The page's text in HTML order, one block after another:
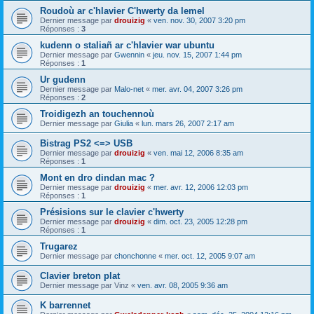
Roudoù ar c'hlavier C'hwerty da lemel
Dernier message par drouizig « ven. nov. 30, 2007 3:20 pm
Réponses : 3
kudenn o staliañ ar c'hlavier war ubuntu
Dernier message par Gwennin « jeu. nov. 15, 2007 1:44 pm
Réponses : 1
Ur gudenn
Dernier message par Malo-net « mer. avr. 04, 2007 3:26 pm
Réponses : 2
Troidigezh an touchennoù
Dernier message par Giulia « lun. mars 26, 2007 2:17 am
Bistrag PS2 <=> USB
Dernier message par drouizig « ven. mai 12, 2006 8:35 am
Réponses : 1
Mont en dro dindan mac ?
Dernier message par drouizig « mer. avr. 12, 2006 12:03 pm
Réponses : 1
Présisions sur le clavier c'hwerty
Dernier message par drouizig « dim. oct. 23, 2005 12:28 pm
Réponses : 1
Trugarez
Dernier message par chonchonne « mer. oct. 12, 2005 9:07 am
Clavier breton plat
Dernier message par Vinz « ven. avr. 08, 2005 9:36 am
K barrennet